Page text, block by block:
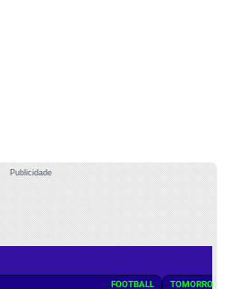
Publicidade